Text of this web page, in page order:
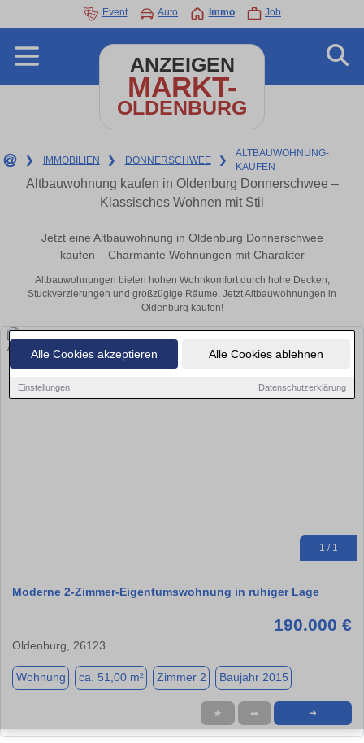
Alle Cookies akzeptieren Alle Cookies ablehnen
Einstellungen Datenschutzerklärung
Event Auto Immo Job
ANZEIGEN
MARKT-
OLDENBURG
❯ IMMOBILIEN ❯ DONNERSCHWEE ❯
ALTBAUWOHNUNG-
KAUFEN
Altbauwohnung kaufen in Oldenburg Donnerschwee –
Klassisches Wohnen mit Stil
Jetzt eine Altbauwohnung in Oldenburg Donnerschwee
kaufen – Charmante Wohnungen mit Charakter
Altbauwohnungen bieten hohen Wohnkomfort durch hohe Decken,
Stuckverzierungen und großzügige Räume. Jetzt Altbauwohnungen in
Oldenburg kaufen!
1 / 1
Moderne 2-Zimmer-Eigentumswohnung in ruhiger Lage
190.000 €
Oldenburg, 26123
Wohnung ca. 51,00 m² Zimmer 2 Baujahr 2015
★ ➦ ➜